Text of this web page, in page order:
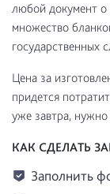
любой документ о
множество
государственных
Цена за
придется
уже завтра,
КАК СДЕЛАТЬ
Заполнить